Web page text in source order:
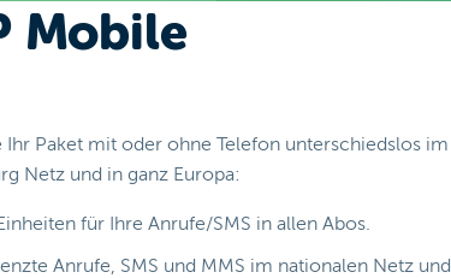
Mobile
Ihr Paket mit oder ohne Telefon unterschiedslos im
Netz und in ganz Europa:
für Ihre Anrufe/SMS in allen Abos.
Anrufe, SMS und MMS im nationalen Netz und